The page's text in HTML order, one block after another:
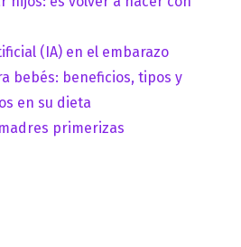
(IA) en el embarazo
bebés: beneficios, tipos y
en su dieta
primerizas